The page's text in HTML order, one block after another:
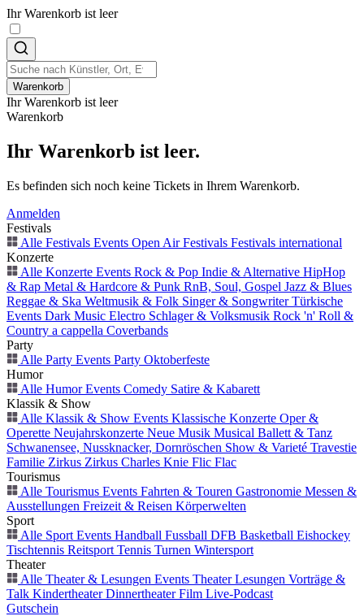
Ihr Warenkorb ist leer
Warenkorb
Ihr Warenkorb ist leer
Warenkorb
Ihr Warenkorb ist leer.
Es befinden sich noch keine Tickets in Ihrem Warenkorb.
Anmelden
Festivals
Alle Festivals Events Open AirFestivals Festivals international
Konzerte
Alle Konzerte Events Rock & Pop Indie & Alternative HipHop
& Rap Metal & Hardcore & Punk RnB, Soul, Gospel Jazz & Blues
Reggae & Ska Weltmusik & Folk Singer & SongwriterTürkische
Events Dark Music Electro Schlager & Volksmusik Rock 'n' Roll &
Country a cappella Coverbands
Party
Alle Party Events Party Oktoberfeste
Humor
Alle Humor Events Comedy Satire & Kabarett
Klassik & Show
Alle Klassik & Show Events Klassische Konzerte Oper &
Operette Neujahrskonzerte Neue Musik Musical Ballett & Tanz
Schwanensee, Nussknacker, Dornröschen Show & Varieté Travestie
Familie Zirkus Zirkus Charles Knie Flic Flac
Tourismus
Alle Tourismus Events Fahrten & Touren Gastronomie Messen &
Ausstellungen Freizeit & Reisen Körperwelten
Sport
Alle Sport Events Handball Fussball DFB Basketball Eishockey
Tischtennis Reitsport Tennis Turnen Wintersport
Theater
Alle Theater & Lesungen Events TheaterLesungen Vorträge &
Talk KindertheaterDinnertheaterFilm Live-Podcast
Gutschein